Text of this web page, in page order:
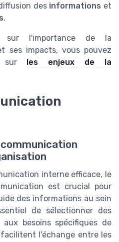
des informations et
.
l'importance de la
ses impacts, vous pouvez
sur les enjeux de la
interne efficace, le
est crucial pour
des informations au sein
de sélectionner des
besoins spécifiques de
l'échange entre les